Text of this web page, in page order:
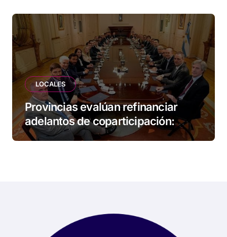
LOCALES
Provincias evalúan refinanciar
adelantos de coparticipación:
Tierra del Fuego, entre las